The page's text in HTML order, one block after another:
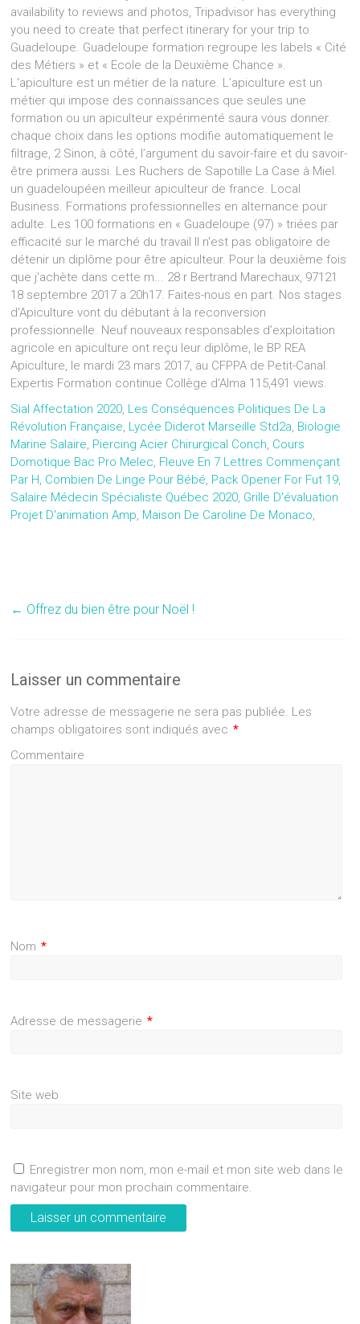
availability to reviews and photos, Tripadvisor has everything
you need to create that perfect itinerary for your trip to
Guadeloupe. Guadeloupe formation regroupe les labels « Cité
des Métiers » et « Ecole de la Deuxième Chance ».
L'apiculture est un métier de la nature. L’apiculture est un
métier qui impose des connaissances que seules une
formation ou un apiculteur expérimenté saura vous donner.
chaque choix dans les options modifie automatiquement le
filtrage, 2 Sinon, à côté, l’argument du savoir-faire et du savoir-
être primera aussi. Les Ruchers de Sapotille La Case à Miel.
un guadeloupéen meilleur apiculteur de france. Local
Business. Formations professionnelles en alternance pour
adulte. Les 100 formations en « Guadeloupe (97) » triées par
efficacité sur le marché du travail Il n'est pas obligatoire de
détenir un diplôme pour être apiculteur. Pour la deuxième fois
que j'achète dans cette m... 28 r Bertrand Marechaux, 97121
18 septembre 2017 a 20h17. Faites-nous en part. Nos stages
d'Apiculture vont du débutant à la reconversion
professionnelle. Neuf nouveaux responsables d’exploitation
agricole en apiculture ont reçu leur diplôme, le BP REA
Apiculture, le mardi 23 mars 2017, au CFPPA de Petit-Canal.
Expertis Formation continue Collège d'Alma 115,491 views.
Sial Affectation 2020, Les Conséquences Politiques De La
Révolution Française, Lycée Diderot Marseille Std2a, Biologie
Marine Salaire, Piercing Acier Chirurgical Conch, Cours
Domotique Bac Pro Melec, Fleuve En 7 Lettres Commençant
Par H, Combien De Linge Pour Bébé, Pack Opener For Fut 19,
Salaire Médecin Spécialiste Québec 2020, Grille D'évaluation
Projet D'animation Amp, Maison De Caroline De Monaco,
← Offrez du bien être pour Noël !
Laisser un commentaire
Votre adresse de messagerie ne sera pas publiée. Les
champs obligatoires sont indiqués avec *
Commentaire
Nom *
Adresse de messagerie *
Site web
Enregistrer mon nom, mon e-mail et mon site web dans le
navigateur pour mon prochain commentaire.